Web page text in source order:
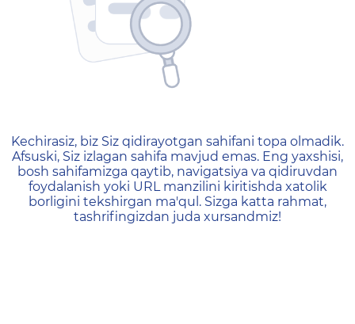
404 — Страница не
Kechirasiz, biz Siz qidirayotgan sahifani topa olmadik.
Afsuski, Siz izlagan sahifa mavjud emas. Eng yaxshisi,
bosh sahifamizga qaytib, navigatsiya va qidiruvdan
foydalanish yoki URL manzilini kiritishda xatolik
borligini tekshirgan ma'qul. Sizga katta rahmat,
tashrifingizdan juda xursandmiz!